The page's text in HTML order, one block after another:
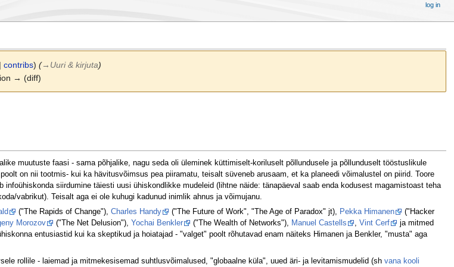
|contribs) (→ Uuri & kirjuta)
→ (diff)
muutuste faasi - sama põhjalike, nagu seda oli üleminek küttimiselt-koriluselt põllundusele ja põllunduselt tööstuslikule
on nii tootmis- kui ka hävitusvõimsus pea piiramatu, teisalt süveneb arusaam, et ka planeedi võimalustel on piirid. Toore
siirdumine täiesti uusi ühiskondlikke mudeleid (lihtne näide: tänapäeval saab enda kodusest magamistoast teha
vabrikut). Teisalt aga ei ole kuhugi kadunud inimlik ahnus ja võimujanu.
("The Rapids of Change"), Charles Handy ("The Future of Work", "The Age of Paradox" jt), Pekka Himanen
("Hacker
Morozov ("The Net Delusion"), Yochai Benkler ("The Wealth of Networks"), Manuel Castells , Vint Cerf
ja mitmed
entusiastid kui ka skeptikud ja hoiatajad - "valget" poolt rõhutavad enam näiteks Himanen ja Benkler, "musta" aga
rollile - laiemad ja mitmekesisemad suhtlusvõimalused, "globaalne küla", uued äri- ja levitamismudelid (sh vana kooli
log in